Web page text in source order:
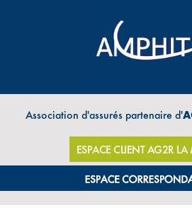
Association d'assurés partenaire d'
ESPACE CLIENT AG2R